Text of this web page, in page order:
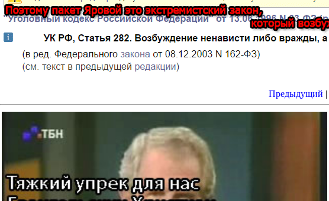
Предыдущий |